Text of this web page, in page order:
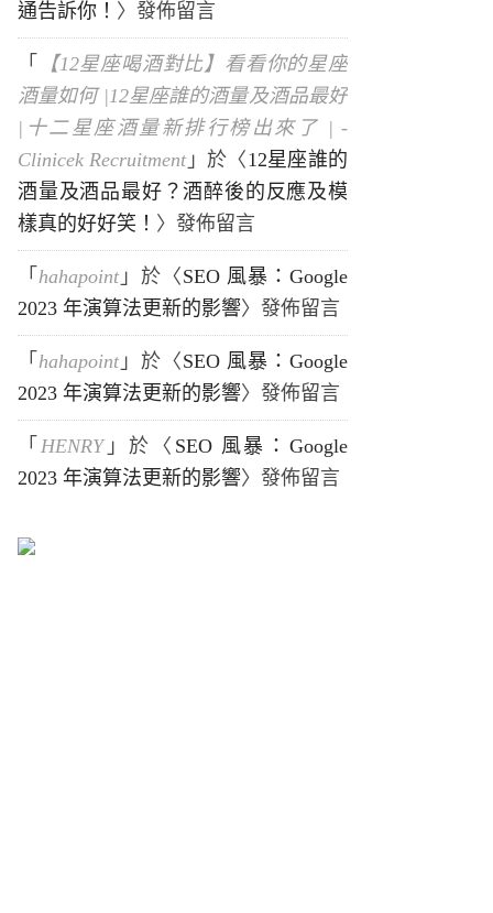
通告訴你！ 〉發佈留言
「
【12星座喝酒對比】看看你的星座
酒量如何 |12星座誰的酒量及酒品最好
|十二星座酒量新排行榜出來了 | -
Clinicek Recruitment 」於〈 12星座誰的
酒量及酒品最好？酒醉後的反應及模
樣真的好好笑！ 〉發佈留言
「 hahapoint 」於〈 SEO 風暴：Google
2023 年演算法更新的影響〉發佈留言
「 hahapoint 」於〈 SEO 風暴：Google
2023 年演算法更新的影響〉發佈留言
「 HENRY」於〈 SEO 風暴：Google
2023 年演算法更新的影響〉發佈留言